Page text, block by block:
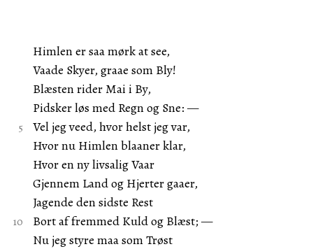
Himlen er saa mørk at see,
Vaade Skyer, graae som Bly!
Blæsten rider Mai i By,
Pidsker løs med Regn og Sne: —
Vel jeg veed, hvor helst jeg var,
Hvor nu Himlen blaaner klar,
Hvor en ny livsalig Vaar
Gjennem Land og Hjerter gaaer,
Jagende den sidste Rest
Bort af fremmed Kuld og Blæst; —
Nu jeg styre maa som Trøst